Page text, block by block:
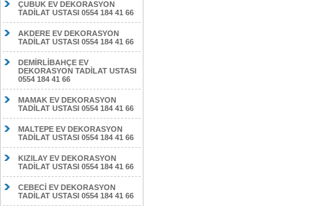
ÇUBUK EV DEKORASYON
TADİLAT USTASI 0554 184 41 66
AKDERE EV DEKORASYON
TADİLAT USTASI 0554 184 41 66
DEMİRLİBAHÇE EV
DEKORASYON TADİLAT USTASI
0554 184 41 66
MAMAK EV DEKORASYON
TADİLAT USTASI 0554 184 41 66
MALTEPE EV DEKORASYON
TADİLAT USTASI 0554 184 41 66
KIZILAY EV DEKORASYON
TADİLAT USTASI 0554 184 41 66
CEBECİ EV DEKORASYON
TADİLAT USTASI 0554 184 41 66